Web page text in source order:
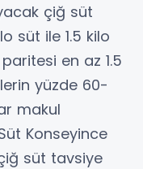
çiğ süt
süt ile 1.5 kilo
en az 1.5
yüzde 60-
makul
Konseyince
süt tavsiye